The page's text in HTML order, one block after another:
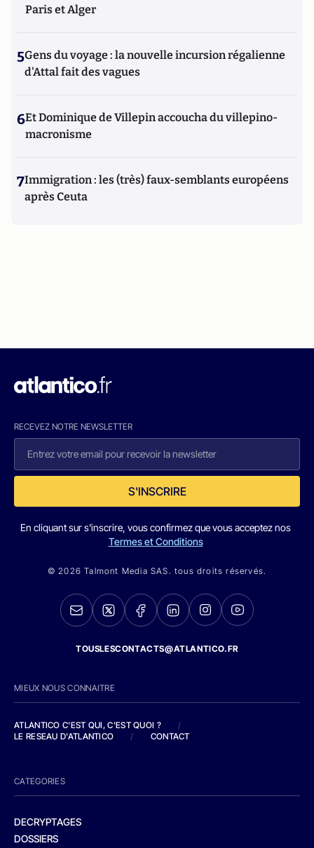
Paris et Alger
5Gens du voyage : la nouvelle incursion régalienne
d'Attal fait des vagues
6Et Dominique de Villepin accoucha du villepino-
macronisme
7Immigration : les (très) faux-semblants européens
après Ceuta
RECEVEZ NOTRE NEWSLETTER
S'INSCRIRE
En cliquant sur s'inscrire, vous confirmez que vous acceptez nos
Termes et Conditions
© 2026 Talmont Media SAS. tous droits réservés.
TOUSLESCONTACTS@ATLANTICO.FR
MIEUX NOUS CONNAITRE
ATLANTICO C'EST QUI, C'EST QUOI ?
/
LE RESEAU D'ATLANTICO
/ CONTACT
CATEGORIES
DECRYPTAGES
DOSSIERS